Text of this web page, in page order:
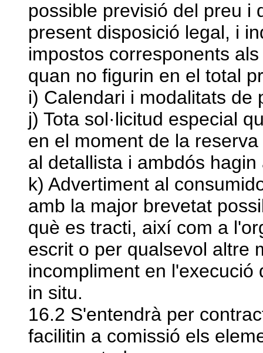
possible previsió del preu i
present disposició legal, i
impostos corresponents
quan no figurin en el total
i) Calendari i modalitats de
j) Tota sol·licitud especial
en el moment de la
al detallista i ambdós hagin
k) Advertiment al
amb la major brevetat
què es tracti, així com a
escrit o per qualsevol altre
incompliment en
in situ.
16.2 S'entendrà per
facilitin a comissió els